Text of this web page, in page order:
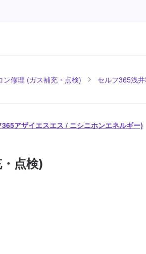
ン修理 (ガス補充・点検) セルフ365浅
アザイエスエス / ニシニホンエネルギー)
点検)